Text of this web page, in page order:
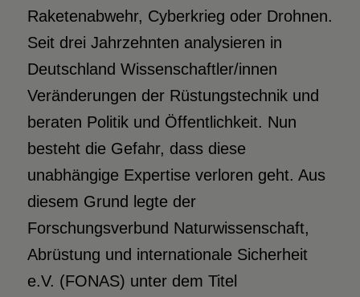
Raketenabwehr, Cyberkrieg oder Drohnen.
Seit drei Jahrzehnten analysieren in
Deutschland Wissenschaftler/innen
Veränderungen der Rüstungstechnik und
beraten Politik und Öffentlichkeit. Nun
besteht die Gefahr, dass diese
unabhängige Expertise verloren geht. Aus
diesem Grund legte der
Forschungsverbund Naturwissenschaft,
Abrüstung und internationale Sicherheit
e.V. (FONAS) unter dem Titel